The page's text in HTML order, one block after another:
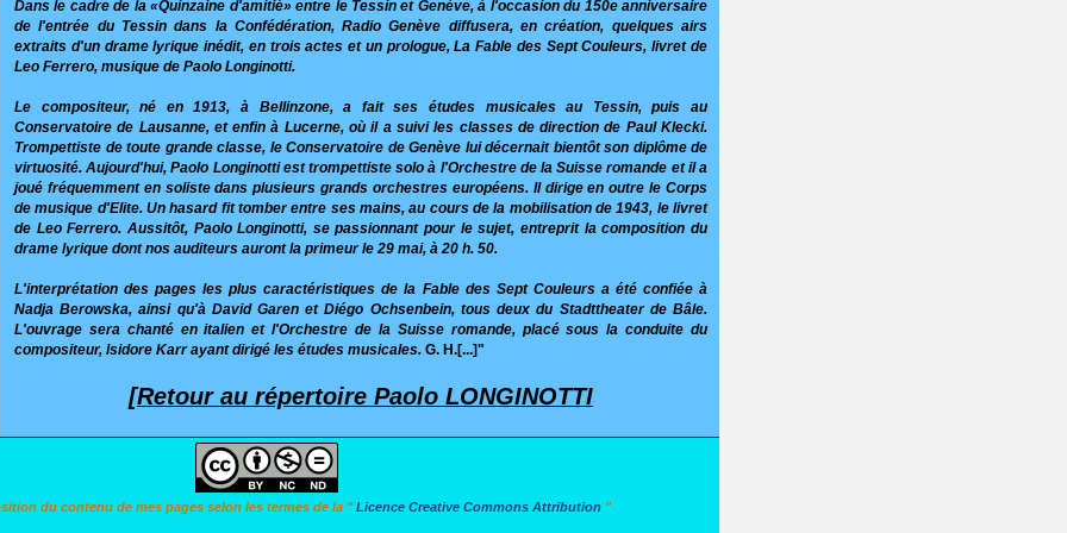
Dans le cadre de la «Quinzaine d'amitié» entre le Tessin et Genève, à l'occasion du 150e anniversaire
de l'entrée du Tessin dans la Confédération, Radio Genève diffusera, en création, quelques airs
extraits d'un drame lyrique inédit, en trois actes et un prologue, La Fable des Sept Couleurs, livret de
Leo Ferrero, musique de Paolo Longinotti.
Le compositeur, né en 1913, à Bellinzone, a fait ses études musicales au Tessin, puis au
Conservatoire de Lausanne, et enfin à Lucerne, où il a suivi les classes de direction de Paul Klecki.
Trompettiste de toute grande classe, le Conservatoire de Genève lui décernait bientôt son diplôme de
virtuosité. Aujourd'hui, Paolo Longinotti est trompettiste solo à l'Orchestre de la Suisse romande et il a
joué fréquemment en soliste dans plusieurs grands orchestres européens. Il dirige en outre le Corps
de musique d'Elite. Un hasard fit tomber entre ses mains, au cours de la mobilisation de 1943, le livret
de Leo Ferrero. Aussitôt, Paolo Longinotti, se passionnant pour le sujet, entreprit la composition du
drame lyrique dont nos auditeurs auront la primeur le 29 mai, à 20 h. 50.
L'interprétation des pages les plus caractéristiques de la Fable des Sept Couleurs a été confiée à
Nadja Berowska, ainsi qu'à David Garen et Diégo Ochsenbein, tous deux du Stadttheater de Bâle.
L'ouvrage sera chanté en italien et l'Orchestre de la Suisse romande, placé sous la conduite du
compositeur, Isidore Karr ayant dirigé les études musicales. G. H.[...]"
[Retour au répertoire Paolo LONGINOTTI
du contenu de mes pages selon les termes de la "Licence Creative Commons Attribution "